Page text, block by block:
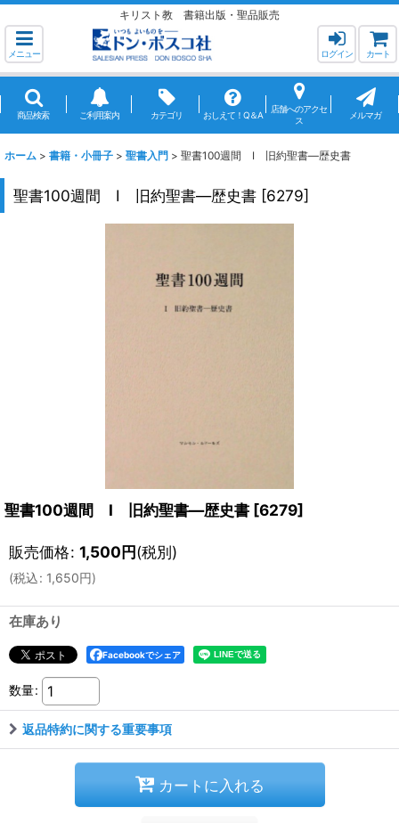
キリスト教 書籍出版・聖品販売
メニュー ログイン カート
商品検索 ご利用案内 カテゴリ おしえて！Q＆A
店舗へのアクセ
ス
メルマガ
ホーム > 書籍・小冊子 > 聖書入門 > 聖書100週間 I 旧約聖書―歴史書
聖書100週間 I 旧約聖書―歴史書 [6279]
聖書100週間 I 旧約聖書―歴史書 [6279]
販売価格: 1,500円(税別)
(税込: 1,650円)
在庫あり
Facebookでシェア
数量:
返品特約に関する重要事項
カートに入れる